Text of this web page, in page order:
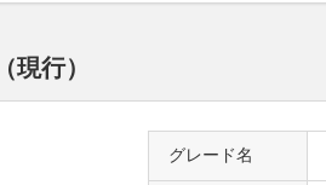
行）
グレード名